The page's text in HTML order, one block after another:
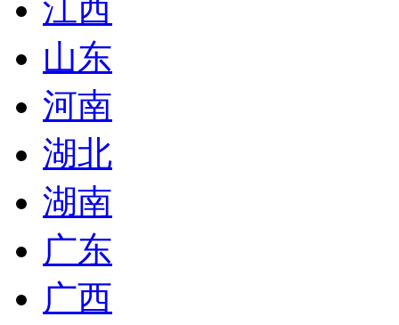
江西
山东
河南
湖北
湖南
广东
广西